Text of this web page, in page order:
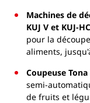
Machines de
KUJ V et KUJ-
pour la
aliments,
Coupeuse Tona
semi-
de fruits et